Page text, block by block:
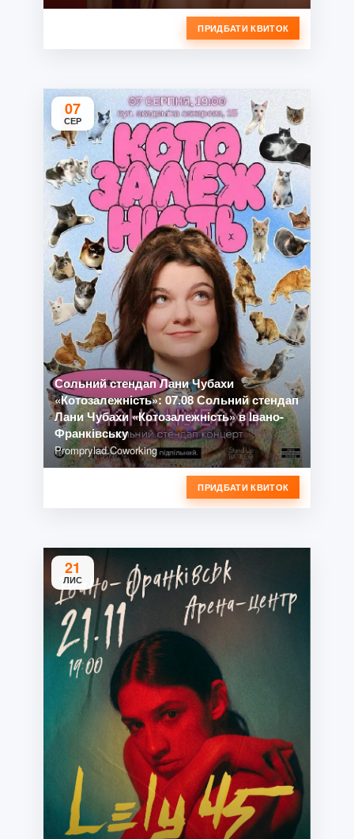
ПРИДБАТИ КВИТОК
07
СЕР
Сольний стендап Лани Чубахи
«Котозалежність»: 07.08 Сольний стендап
Лани Чубахи «Котозалежність» в Івано-
Франківську
Promprylad.Coworking
ПРИДБАТИ КВИТОК
21
ЛИС